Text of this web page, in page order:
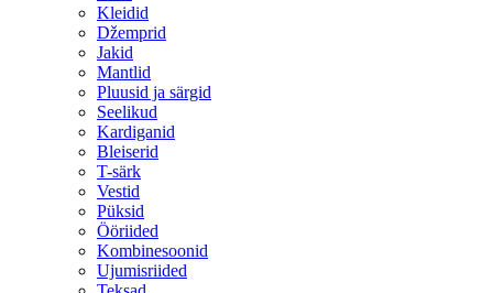
Kleidid
Džemprid
Jakid
Mantlid
Pluusid ja särgid
Seelikud
Kardiganid
Bleiserid
T-särk
Vestid
Püksid
Ööriided
Kombinesoonid
Ujumisriided